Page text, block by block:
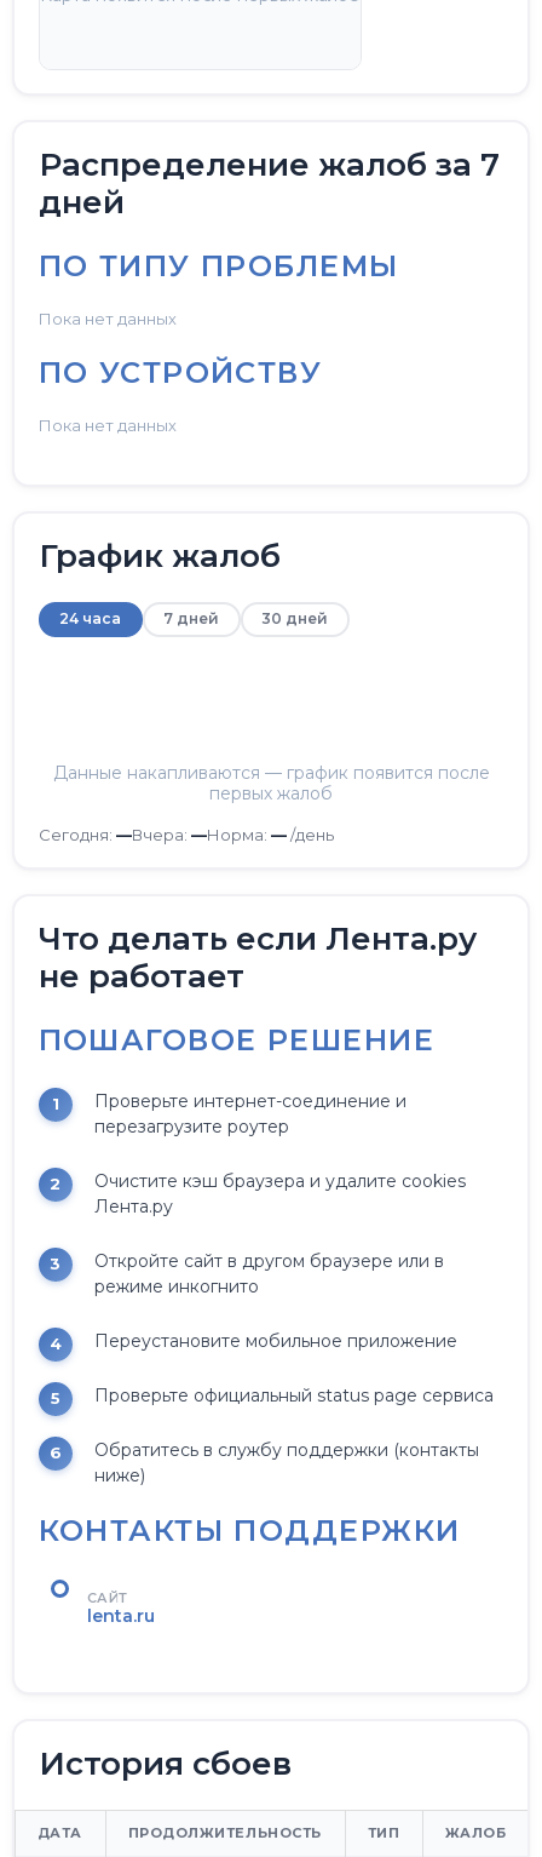
Распределение жалоб за 7
дней
ПО ТИПУ ПРОБЛЕМЫ
Пока нет данных
ПО УСТРОЙСТВУ
Пока нет данных
График жалоб
24 часа 7 дней 30 дней
Данные накапливаются — график появится после
первых жалоб
Сегодня: —Вчера: —Норма: —/день
Что делать если Лента.ру
не работает
ПОШАГОВОЕ РЕШЕНИЕ
Проверьте интернет-соединение и
перезагрузите роутер
Очистите кэш браузера и удалите cookies
Лента.ру
Откройте сайт в другом браузере или в
режиме инкогнито
Переустановите мобильное приложение
Проверьте официальный status page сервиса
Обратитесь в службу поддержки (контакты
ниже)
КОНТАКТЫ ПОДДЕРЖКИ
САЙТ
lenta.ru
История сбоев
ДАТА ПРОДОЛЖИТЕЛЬНОСТЬ ТИП ЖАЛОБ